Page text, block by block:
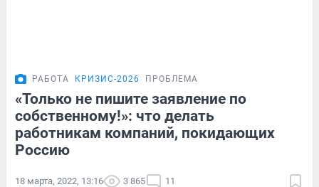
РАБОТА КРИЗИС-2026 ПРОБЛЕМА
«Только не пишите заявление по
собственному!»: что делать
работникам компаний, покидающих
Россию
18 марта, 2022, 13:16 3 865 11